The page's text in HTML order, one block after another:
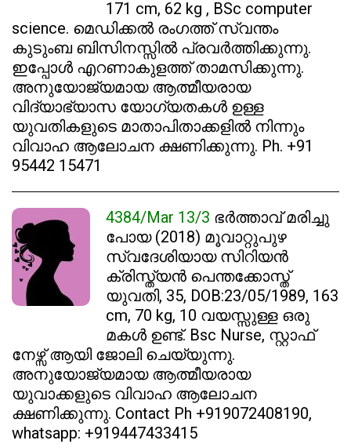
171 cm, 62 kg , BSc computer
science. മെഡിക്കൽ രംഗത്ത് സ്വന്തം
കുടുംബ ബിസിനസ്സിൽ പ്രവർത്തിക്കുന്നു.
ഇപ്പോൾ എറണാകുളത്ത് താമസിക്കുന്നു.
അനുയോജ്യമായ ആത്മീയരായ
വിദ്യാഭ്യാസ യോഗ്യതകൾ ഉള്ള
യുവതികളുടെ മാതാപിതാക്കളിൽ നിന്നും
വിവാഹ ആലോചന ക്ഷണിക്കുന്നു. Ph. +91
95442 15471
4384/Mar 13/3 ഭർത്താവ് മരിച്ചു
പോയ (2018) മൂവാറ്റുപുഴ
സ്വദേശിയായ സിറിയൻ
ക്രിസ്ത്യൻ പെന്തക്കോസ്ത്
യുവതി, 35, DOB:23/05/1989, 163
cm, 70 kg, 10 വയസ്സുള്ള ഒരു
മകൾ ഉണ്ട്. Bsc Nurse, സ്റ്റാഫ്
നേഴ്സ് ആയി ജോലി ചെയ്യുന്നു.
അനുയോജ്യമായ ആത്മീയരായ
യുവാക്കളുടെ വിവാഹ ആലോചന
ക്ഷണിക്കുന്നു. Contact Ph +919072408190,
whatsapp: +919447433415